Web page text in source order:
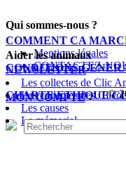
Qui sommes-nous ?
Mentions légales
CONTACTEZ-
COMMENT CA
CONDITIONS
CHARTE ETHIQUE
Aider les animaux
Les collectes de Clic
Les collectes des
Les causes
Le mémorial
NEWSLETTER
MON COMPTE ©